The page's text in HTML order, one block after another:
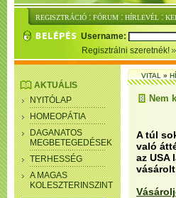
REGISZTRÁCIÓ : FÓRUM : HÍRLEVÉL :
Username:
Regisztrálni szeretnék!
AKTUÁLIS
NYITÓLAP
HOMEOPÁTIA
DAGANATOS
MEGBETEGEDÉSEK
TERHESSÉG
A MAGAS
KOLESZTERINSZINT
VITAL»
Nem
A túl
való
az USA